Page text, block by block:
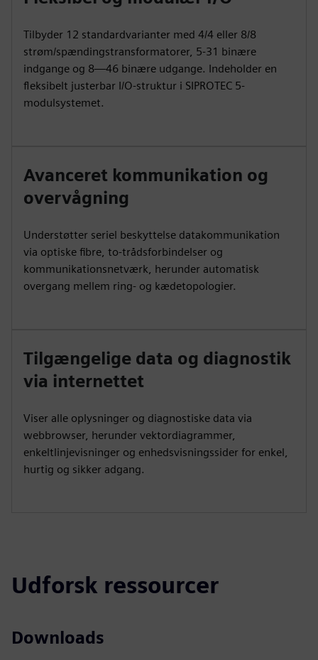
Tilbyder 12 standardvarianter med 4/4 eller 8/8
strøm/spændingstransformatorer, 5-31 binære
indgange og 8—46 binære udgange. Indeholder en
fleksibelt justerbar I/O-struktur i SIPROTEC 5-
modulsystemet.
Avanceret kommunikation og
overvågning
Understøtter seriel beskyttelse datakommunikation
via optiske fibre, to-trådsforbindelser og
kommunikationsnetværk, herunder automatisk
overgang mellem ring- og kædetopologier.
Tilgængelige data og diagnostik
via internettet
Viser alle oplysninger og diagnostiske data via
webbrowser, herunder vektordiagrammer,
enkeltlinjevisninger og enhedsvisningssider for enkel,
hurtig og sikker adgang.
Udforsk ressourcer
Downloads